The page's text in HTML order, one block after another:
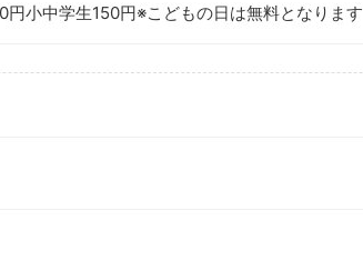
小中学生150円※こどもの日は無料となります